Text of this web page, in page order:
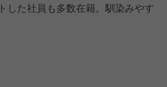
した社員も多数在籍。馴染みやす